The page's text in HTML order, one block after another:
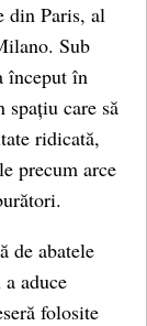
din Paris, al
Sub
început în
care să
ridicată,
precum arce
de abatele
aduce
folosite